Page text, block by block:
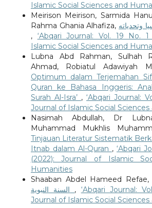
Islamic Social Sciences and
Meirison Meirison, Sarmida
Rahma Ghania Alhafiza, وتحدياته
, ‘Abqari Journal: Vol. 19 No.
Islamic Social Sciences and
Lubna Abd Rahman, Sulhah
Ahmad, Robiatul Adawiyah
Optimum dalam Terjemahan
Quran ke Bahasa Inggeris:
Surah Al-Isra’ , ‘Abqari Journal:
Journal of Islamic Social
Nasimah Abdullah, Dr
Muhammad Mukhlis
Tinjauan Literatur Sistematik
Itnab dalam Al-Quran ,‘Abqari
(2022): Journal of Islamic
Humanities
Shaaban Abdel Hameed Refae,
, ‘Abqari Journal:
Journal of Islamic Social